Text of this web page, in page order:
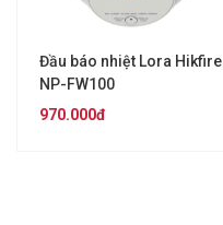
Đầu báo nhiệt Lora Hikfire
NP-FW100
970.000đ